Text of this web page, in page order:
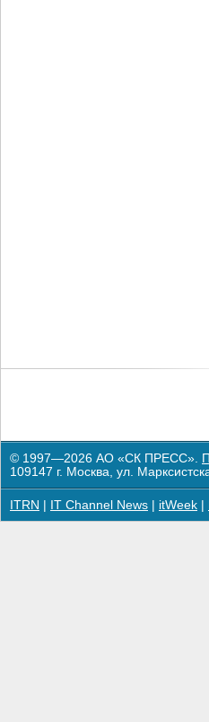
© 1997—2026 АО «СК ПРЕСС».
109147 г. Москва, ул.
ITRN IT Channel News itWeek